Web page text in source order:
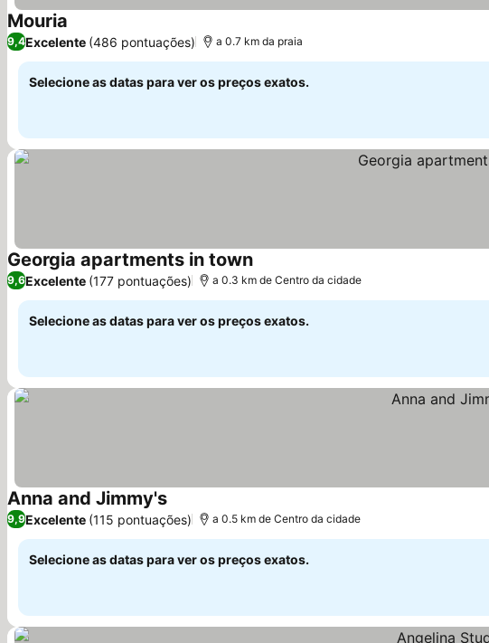
Mouria
9,4Excelente (486 pontuações) a 0.7 km da praia
Selecione as datas para ver os preços exatos.
Georgia apartments in town
9,6Excelente (177 pontuações) a 0.3 km de Centro da cidade
Selecione as datas para ver os preços exatos.
Anna and Jimmy's
9,9Excelente (115 pontuações) a 0.5 km de Centro da cidade
Selecione as datas para ver os preços exatos.